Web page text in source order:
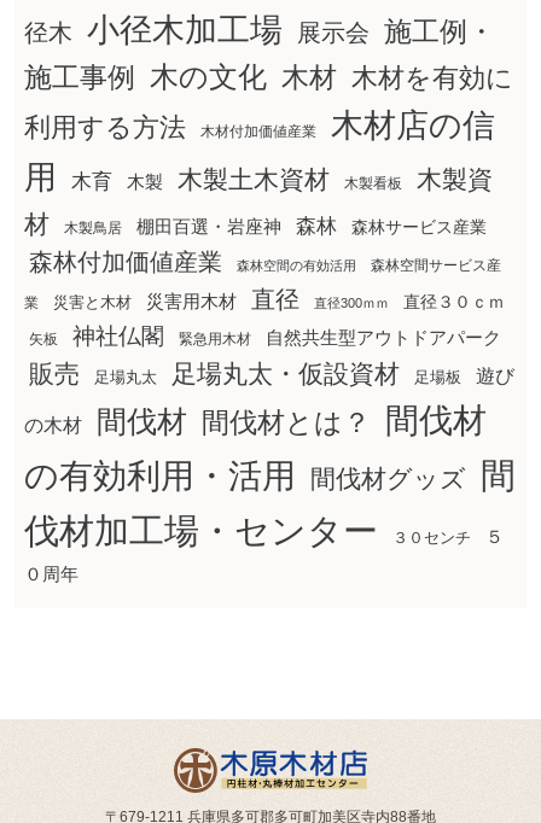
径木 小径木加工場 展示会 施工例・
施工事例
木の文化 木材 木材を有効に
利用する方法
木材付加価値産業
木材店の信
用
木育 木製 木製土木資材 木製看板
木製資
材
木製鳥居 棚田百選・岩座神 森林 森林サービス産業
森林付加価値産業 森林空間の有効活用 森林空間サービス産
業 災害と木材 災害用木材 直径 直径300ｍｍ 直径３０ｃｍ
矢板 神社仏閣 緊急用木材 自然共生型アウトドアパーク
販売 足場丸太 足場丸太・仮設資材 足場板 遊び
の木材 間伐材 間伐材とは？
間伐材
の有効利用・活用
間伐材グッズ
間
伐材加工場・センター
３０センチ
５
０周年
〒679-1211 兵庫県多可郡多可町加美区寺内88番地